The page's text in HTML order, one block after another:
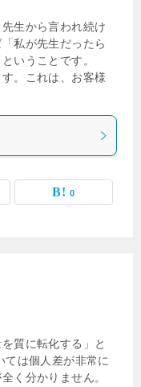
生から言われ続け
私が先生だったら
ということです。
。これは、お客様
0
質に転化する」と
は個人差が非常に
く分かりません。